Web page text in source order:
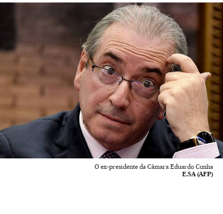
O ex-presidente da Câmara Eduardo Cunha
E.SA (AFP)